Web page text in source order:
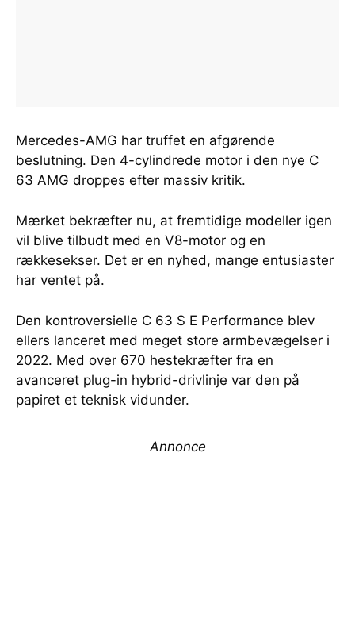
Mercedes-AMG har truffet en afgørende
beslutning. Den 4-cylindrede motor i den nye C
63 AMG droppes efter massiv kritik.
Mærket bekræfter nu, at fremtidige modeller igen
vil blive tilbudt med en V8-motor og en
rækkesekser. Det er en nyhed, mange entusiaster
har ventet på.
Den kontroversielle C 63 S E Performance blev
ellers lanceret med meget store armbevægelser i
2022. Med over 670 hestekræfter fra en
avanceret plug-in hybrid-drivlinje var den på
papiret et teknisk vidunder.
Annonce